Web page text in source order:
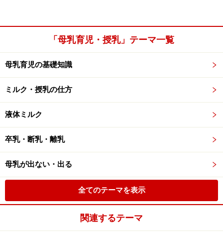
「母乳育児・授乳」テーマ一覧
母乳育児の基礎知識
ミルク・授乳の仕方
液体ミルク
卒乳・断乳・離乳
母乳が出ない・出る
全てのテーマを表示
関連するテーマ